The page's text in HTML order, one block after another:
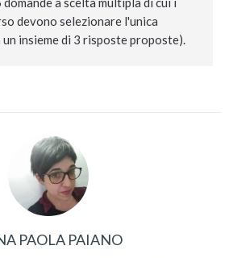
devono selezionare l'unica
insieme di 3 risposte proposte).
PAOLA PAIANO